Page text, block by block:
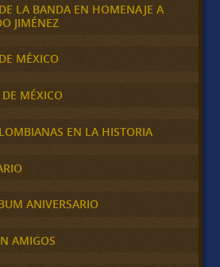
LA BANDA EN HOMENAJE A
JIMÉNEZ
MÉXICO
MÉXICO
EN LA HISTORIA
ANIVERSARIO
AMIGOS